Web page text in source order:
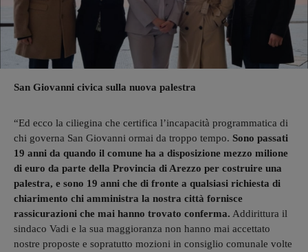
San Giovanni civica sulla nuova palestra
“Ed ecco la ciliegina che certifica l’incapacità programmatica di
chi governa San Giovanni ormai da troppo tempo. Sono passati
19 anni da quando il comune ha a disposizione mezzo milione
di euro da parte della Provincia di Arezzo per costruire una
palestra, e sono 19 anni che di fronte a qualsiasi richiesta di
chiarimento chi amministra la nostra città fornisce
rassicurazioni che mai hanno trovato conferma. Addirittura il
sindaco Vadi e la sua maggioranza non hanno mai accettato
nostre proposte e sopratutto mozioni in consiglio comunale volte